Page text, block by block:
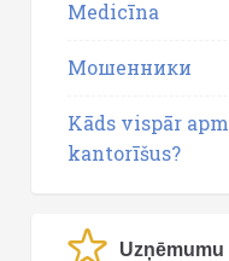
Medicīna
Мошенники
Kāds vispār
kantorīšus?